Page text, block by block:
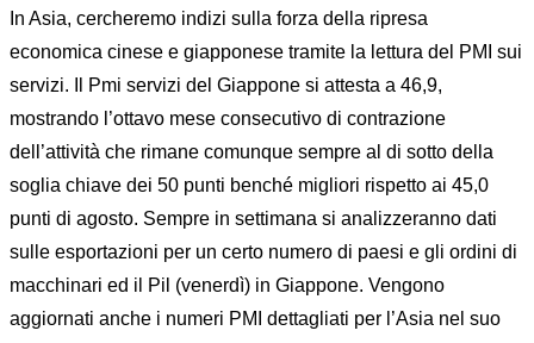
In Asia, cercheremo indizi sulla forza della ripresa
economica cinese e giapponese tramite la lettura del PMI sui
servizi. Il Pmi servizi del Giappone si attesta a 46,9,
mostrando l’ottavo mese consecutivo di contrazione
dell’attività che rimane comunque sempre al di sotto della
soglia chiave dei 50 punti benché migliori rispetto ai 45,0
punti di agosto. Sempre in settimana si analizzeranno dati
sulle esportazioni per un certo numero di paesi e gli ordini di
macchinari ed il Pil (venerdì) in Giappone. Vengono
aggiornati anche i numeri PMI dettagliati per l’Asia nel suo